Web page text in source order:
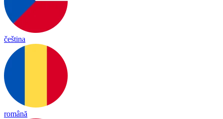
čeština
română